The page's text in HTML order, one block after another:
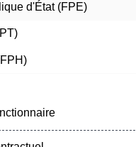
d'État (FPE)